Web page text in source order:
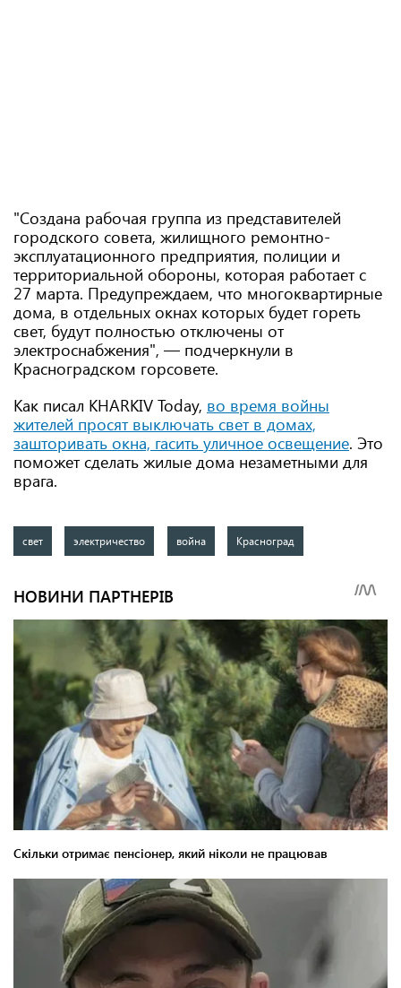
"Создана рабочая группа из представителей
городского совета, жилищного ремонтно-
эксплуатационного предприятия, полиции и
территориальной обороны, которая работает с
27 марта. Предупреждаем, что многоквартирные
дома, в отдельных окнах которых будет гореть
свет, будут полностью отключены от
электроснабжения", — подчеркнули в
Красноградском горсовете.
Как писал KHARKIV Today, во время войны
жителей просят выключать свет в домах,
зашторивать окна, гасить уличное освещение. Это
поможет сделать жилые дома незаметными для
врага.
свет электричество война Красноград